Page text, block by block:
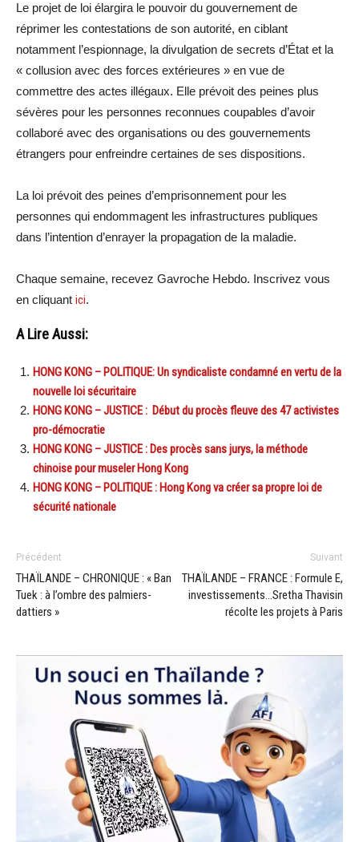
Le projet de loi élargira le pouvoir du gouvernement de
réprimer les contestations de son autorité, en ciblant
notamment l’espionnage, la divulgation de secrets d’État et la
« collusion avec des forces extérieures » en vue de
commettre des actes illégaux. Elle prévoit des peines plus
sévères pour les personnes reconnues coupables d’avoir
collaboré avec des organisations ou des gouvernements
étrangers pour enfreindre certaines de ses dispositions.
La loi prévoit des peines d’emprisonnement pour les
personnes qui endommagent les infrastructures publiques
dans l’intention d’enrayer la propagation de la maladie.
Chaque semaine, recevez Gavroche Hebdo. Inscrivez vous
en cliquant ici.
A Lire Aussi:
HONG KONG – POLITIQUE: Un syndicaliste condamné en vertu de la
nouvelle loi sécuritaire
HONG KONG – JUSTICE : Début du procès fleuve des 47 activistes
pro-démocratie
HONG KONG – JUSTICE : Des procès sans jurys, la méthode
chinoise pour museler Hong Kong
HONG KONG – POLITIQUE : Hong Kong va créer sa propre loi de
sécurité nationale
Précédent
THAÏLANDE – CHRONIQUE : « Ban
Tuek : à l’ombre des palmiers-
dattiers »
Suivant
THAÏLANDE – FRANCE : Formule E,
investissements…Sretha Thavisin
récolte les projets à Paris